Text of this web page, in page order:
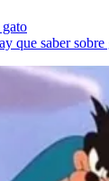
que saber sobre